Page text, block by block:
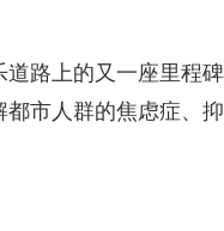
路上的又一座里程
市人群的焦虑症、